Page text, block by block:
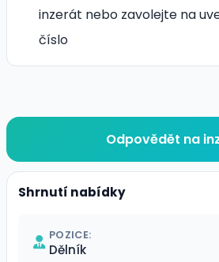
inzerát nebo zavolejte na
číslo
Odpovědět na
Shrnutí nabídky
POZICE:
Dělník